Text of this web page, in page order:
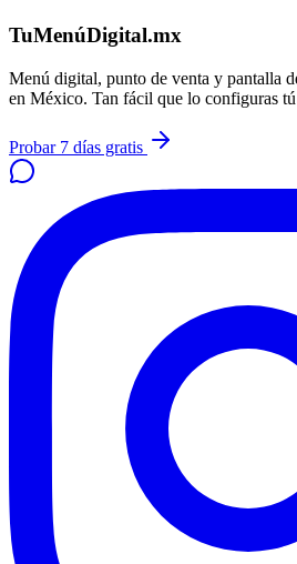
TuMenúDigital.mx
Menú digital, punto de venta y pantalla
en México. Tan fácil que lo configuras
Probar 7 días gratis